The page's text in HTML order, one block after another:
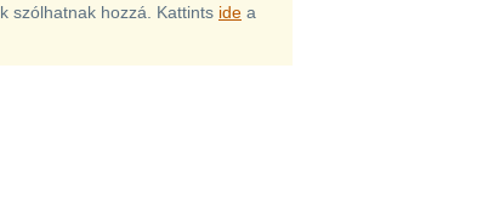
szólhatnak hozzá. Kattints ide a